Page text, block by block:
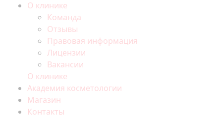
О клинике
Команда
Отзывы
Правовая информация
Лицензии
Вакансии
О клинике
Академия косметологии
Магазин
Контакты